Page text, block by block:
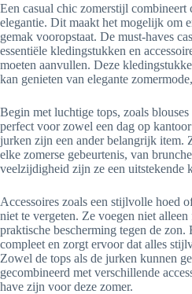
Een casual chic zomerstijl combineert
elegantie. Dit maakt het mogelijk om
gemak vooropstaat. De must-haves
essentiële kledingstukken en
moeten aanvullen. Deze
kan genieten van elegante
Begin met luchtige tops, zoals
perfect voor zowel een dag op
jurken zijn een ander belangrijk item.
elke zomerse gebeurtenis, van
veelzijdigheid zijn ze een uitstekende
Accessoires zoals een stijlvolle hoed
niet te vergeten. Ze voegen niet
praktische bescherming tegen de zon.
compleet en zorgt ervoor dat alles
Zowel de tops als de jurken kunnen
gecombineerd met verschillende
have zijn voor deze zomer.